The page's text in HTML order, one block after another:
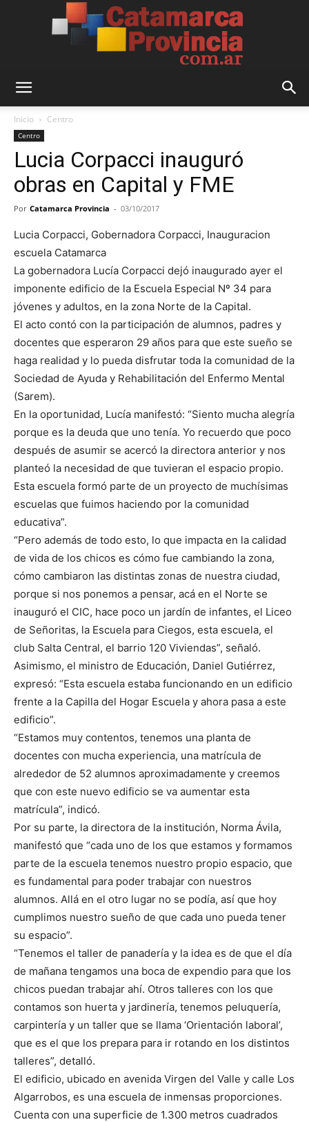
Provincia
Inicio Centro
Centro
Lucia Corpacci inauguró
obras en Capital y FME
Por Catamarca Provincia - 03/10/2017
Lucia Corpacci, Gobernadora Corpacci, Inauguracion
escuela Catamarca
La gobernadora Lucía Corpacci dejó inaugurado ayer el
imponente edificio de la Escuela Especial Nº 34 para
jóvenes y adultos, en la zona Norte de la Capital.
El acto contó con la participación de alumnos, padres y
docentes que esperaron 29 años para que este sueño se
haga realidad y lo pueda disfrutar toda la comunidad de la
Sociedad de Ayuda y Rehabilitación del Enfermo Mental
(Sarem).
En la oportunidad, Lucía manifestó: “Siento mucha alegría
porque es la deuda que uno tenía. Yo recuerdo que poco
después de asumir se acercó la directora anterior y nos
planteó la necesidad de que tuvieran el espacio propio.
Esta escuela formó parte de un proyecto de muchísimas
escuelas que fuimos haciendo por la comunidad
educativa”.
“Pero además de todo esto, lo que impacta en la calidad
de vida de los chicos es cómo fue cambiando la zona,
cómo cambiaron las distintas zonas de nuestra ciudad,
porque si nos ponemos a pensar, acá en el Norte se
inauguró el CIC, hace poco un jardín de infantes, el Liceo
de Señoritas, la Escuela para Ciegos, esta escuela, el
club Salta Central, el barrio 120 Viviendas”, señaló.
Asimismo, el ministro de Educación, Daniel Gutiérrez,
expresó: “Esta escuela estaba funcionando en un edificio
frente a la Capilla del Hogar Escuela y ahora pasa a este
edificio”.
“Estamos muy contentos, tenemos una planta de
docentes con mucha experiencia, una matrícula de
alrededor de 52 alumnos aproximadamente y creemos
que con este nuevo edificio se va aumentar esta
matrícula”, indicó.
Por su parte, la directora de la institución, Norma Ávila,
manifestó que “cada uno de los que estamos y formamos
parte de la escuela tenemos nuestro propio espacio, que
es fundamental para poder trabajar con nuestros
alumnos. Allá en el otro lugar no se podía, así que hoy
cumplimos nuestro sueño de que cada uno pueda tener
su espacio”.
“Tenemos el taller de panadería y la idea es de que el día
de mañana tengamos una boca de expendio para que los
chicos puedan trabajar ahí. Otros talleres con los que
contamos son huerta y jardinería, tenemos peluquería,
carpintería y un taller que se llama ‘Orientación laboral’,
que es el que los prepara para ir rotando en los distintos
talleres”, detalló.
El edificio, ubicado en avenida Virgen del Valle y calle Los
Algarrobos, es una escuela de inmensas proporciones.
Cuenta con una superficie de 1.300 metros cuadrados